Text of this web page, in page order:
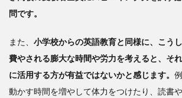
問です。
また、 小学校からの英語教育と同様に、こう
費やされる膨大な時間や労力を考えると、そ
に活用する方が有益ではないかと感じます。
動かす時間を増やして体力をつけたり、読書